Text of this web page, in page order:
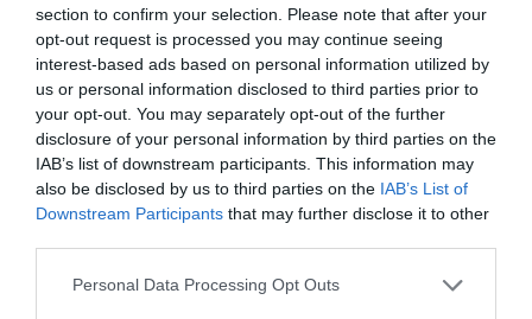
section to confirm your selection. Please note that after your
opt-out request is processed you may continue seeing
interest-based ads based on personal information utilized by
us or personal information disclosed to third parties prior to
your opt-out. You may separately opt-out of the further
disclosure of your personal information by third parties on the
IAB’s list of downstream participants. This information may
also be disclosed by us to third parties on the IAB’s List of
Downstream Participants that may further disclose it to other
Personal Data Processing Opt Outs
ΔΕΙΤΕ ΕΠΙΣΗΣ